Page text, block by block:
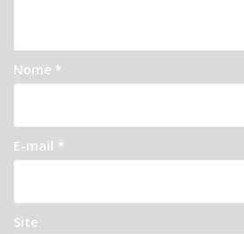
Nome *
E-mail *
Site